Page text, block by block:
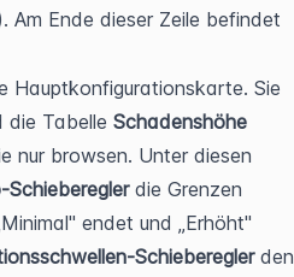
Am Ende dieser Zeile befindet
Hauptkonfigurationskarte. Sie
die Tabelle Schadenshöhe
nur browsen. Unter diesen
Schieberegler die Grenzen
endet und „Erhöht"
Schieberegler den